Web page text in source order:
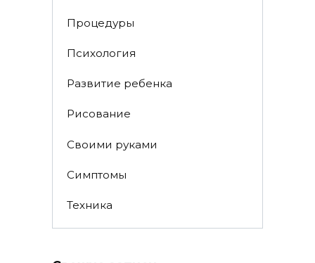
Процедуры
Психология
Развитие ребенка
Рисование
Своими руками
Симптомы
Техника